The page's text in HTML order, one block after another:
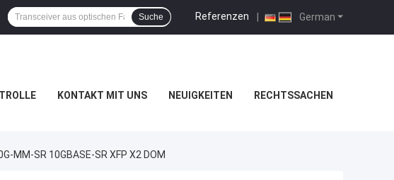
German
Referenzen |
Suche
KONTAKT MIT UNS NEUIGKEITEN RECHTSSACHEN
MM-SR 10GBASE-SR XFP X2 DOM